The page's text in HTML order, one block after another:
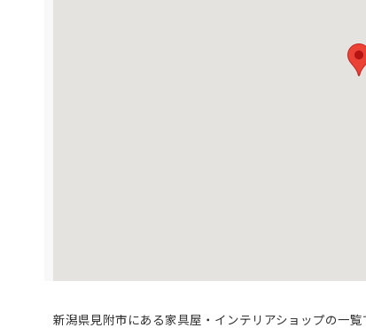
新潟県見附市にある家具屋・インテリアショップの一覧